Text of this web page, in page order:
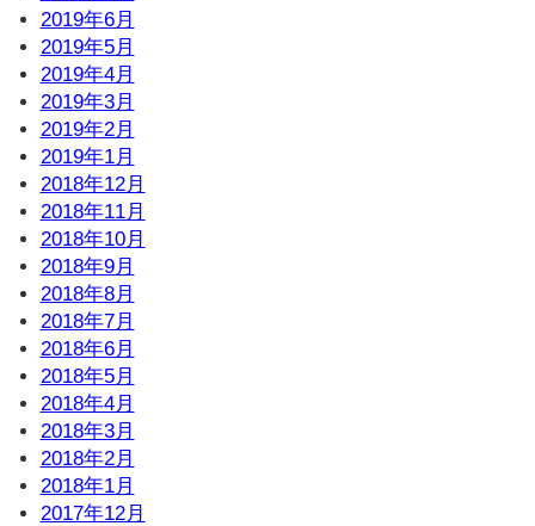
2019年6月
2019年5月
2019年4月
2019年3月
2019年2月
2019年1月
2018年12月
2018年11月
2018年10月
2018年9月
2018年8月
2018年7月
2018年6月
2018年5月
2018年4月
2018年3月
2018年2月
2018年1月
2017年12月